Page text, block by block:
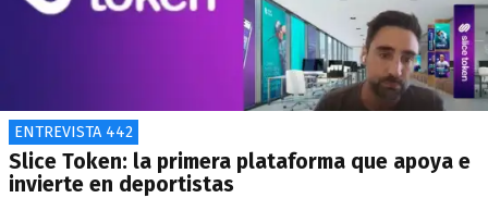
ENTREVISTA 442
Slice Token: la primera plataforma que apoya e
invierte en deportistas